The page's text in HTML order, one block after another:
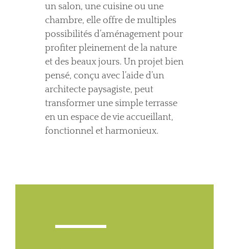
un salon, une cuisine ou une
chambre, elle offre de multiples
possibilités d’aménagement pour
profiter pleinement de la nature
et des beaux jours. Un projet bien
pensé, conçu avec l’aide d’un
architecte paysagiste, peut
transformer une simple terrasse
en un espace de vie accueillant,
fonctionnel et harmonieux.